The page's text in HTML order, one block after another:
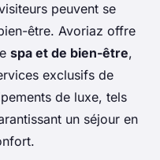
peuvent se
être. Avoriaz offre
spa et de bien-être,
exclusifs de
de luxe, tels
un séjour en